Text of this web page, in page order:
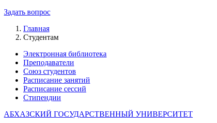
Задать вопрос
Главная
Студентам
Электронная библиотека
Преподаватели
Союз студентов
Расписание занятий
Расписание сессий
Стипендии
АБХАЗСКИЙ ГОСУДАРСТВЕННЫЙ УНИВЕРСИТЕТ